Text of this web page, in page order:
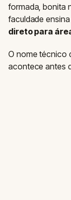
formada, bonita
faculdade
direto para
O nome técnico
acontece antes